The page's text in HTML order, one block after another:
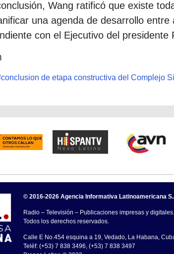
Wang ratificó que existe
una agenda de desarrollo
con el Ejecutivo del presidente
conclusion de etapa constructiva del Complejo
© 2016-2026 Agencia Informativa Latinoamericana
Radio – Televisión – Publicaciones impresas y digitales.
Todos los derechos reservados.
Calle E No.454 esquina a 19, Vedado, La Habana,
Teléf: (+53) 7 838 3496, (+53) 7 838 3497